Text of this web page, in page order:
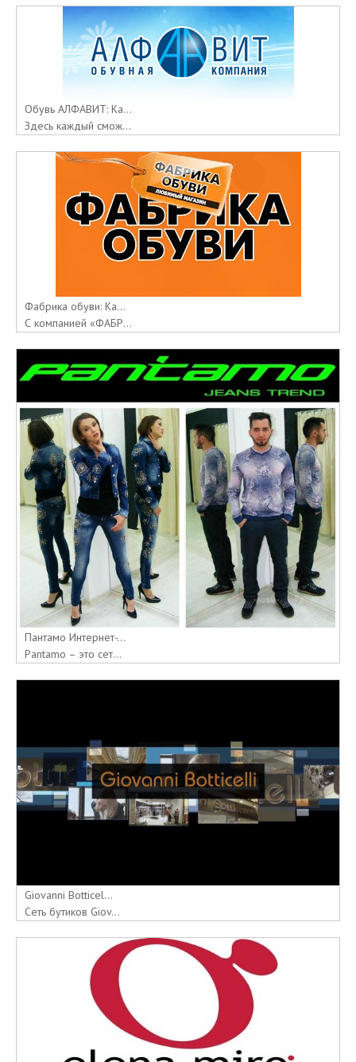
Обувь АЛФАВИТ: Ка...
Здесь каждый смож...
Фабрика обуви: Ка...
С компанией «ФАБР...
Пантамо Интернет-...
Pantamo – это сет...
Giovanni Botticel...
Сеть бутиков Giov...